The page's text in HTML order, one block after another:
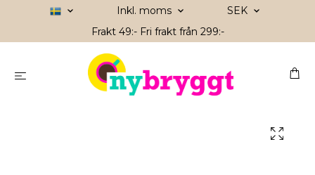
Inkl. moms
SEK
Frakt 49:- Fri frakt från 299:-